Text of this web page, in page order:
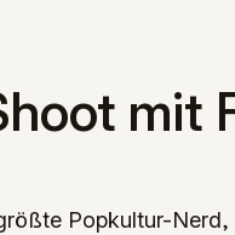
mit
Popkultur-